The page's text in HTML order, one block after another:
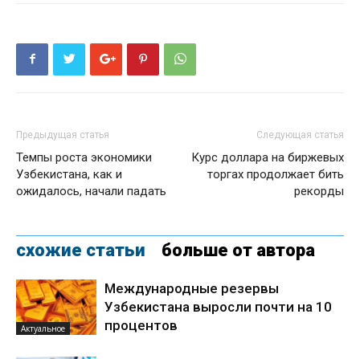
Предыдущая статья
Темпы роста экономики
Узбекистана, как и
ожидалось, начали падать
Следующая статья
Курс доллара на биржевых
торгах продолжает бить
рекорды
схожие статьи больше от автора
Актуальное
Международные резервы
Узбекистана выросли почти на 10
процентов